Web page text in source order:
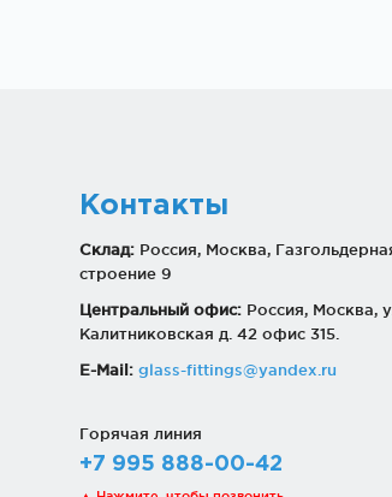
Контакты
Склад: Россия, Москва,
строение 9
Центральный офис: Россия, Москва,
Калитниковская д. 42 офис 315.
E-Mail: glass-fittings@yandex.ru
Горячая линия
+7 995 888-00-42